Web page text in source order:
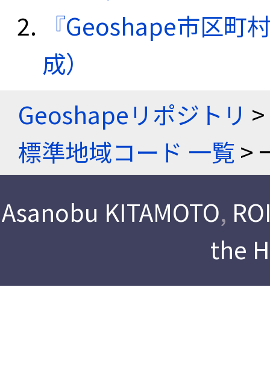
『Geoshape市区町
成）
Geoshapeリポジトリ >
標準地域コード 一覧>
Asanobu KITAMOTO,
the